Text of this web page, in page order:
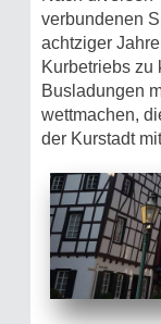
verbundenen
achtziger
Kurbetriebs zu
Busladungen
wettmachen,
der Kurstadt